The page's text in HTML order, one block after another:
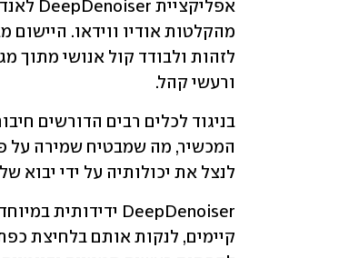
ורעשי קהל.
לנצל את יכולותיה על ידי יבוא